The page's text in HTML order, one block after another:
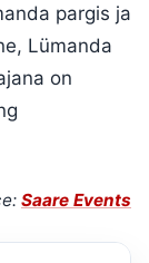
pargis ja
Lümanda
on
Saare Events